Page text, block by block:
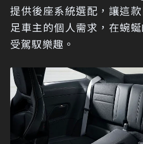
提供後座系統選配，讓這
足車主的個人需求，在蜿
受駕馭樂趣。